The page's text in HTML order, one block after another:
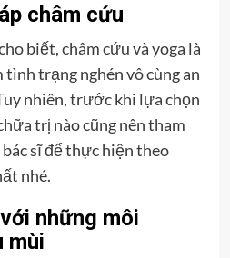
châm cứu
biết, châm cứu và yoga là
tình trạng nghén vô cùng an
nhiên, trước khi lựa chọn
trị nào cũng nên tham
sĩ để thực hiện theo
nhé.
những môi
mùi